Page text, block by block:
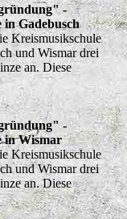
-
in Gadebusch
Kreismusikschule
und Wismar drei
an. Diese
-
in Wismar
Kreismusikschule
und Wismar drei
an. Diese